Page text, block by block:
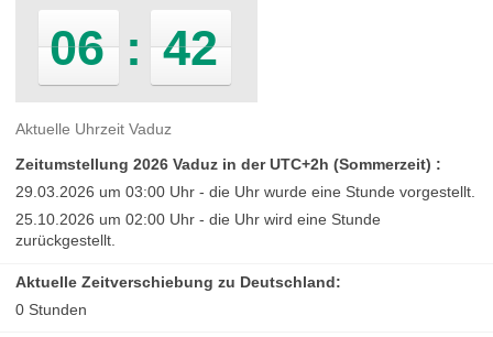
06 : 42
Aktuelle Uhrzeit Vaduz
Zeitumstellung 2026 Vaduz in der UTC+2h (Sommerzeit) :
29.03.2026 um 03:00 Uhr - die Uhr wurde eine Stunde vorgestellt.
25.10.2026 um 02:00 Uhr - die Uhr wird eine Stunde
zurückgestellt.
Aktuelle Zeitverschiebung zu Deutschland:
0 Stunden